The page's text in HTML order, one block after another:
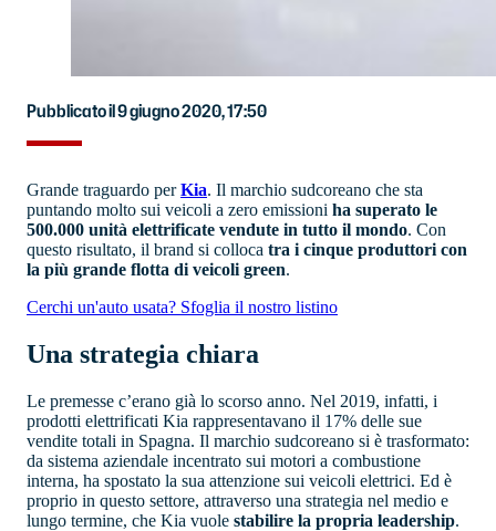
Pubblicato il 9 giugno 2020, 17:50
Grande traguardo perKia. Il marchio sudcoreano che sta
puntando molto sui veicoli a zero emissioni ha superato le
500.000 unità elettrificate vendute in tutto il mondo. Con
questo risultato, il brand si colloca tra i cinque produttori con
la più grande flotta di veicoli green.
Cerchi un'auto usata? Sfoglia il nostro listino
Una strategia chiara
Le premesse c’erano già lo scorso anno. Nel 2019, infatti, i
prodotti elettrificati Kia rappresentavano il 17% delle sue
vendite totali in Spagna. Il marchio sudcoreano si è trasformato:
da sistema aziendale incentrato sui motori a combustione
interna, ha spostato la sua attenzione sui veicoli elettrici. Ed è
proprio in questo settore, attraverso una strategia nel medio e
lungo termine, che Kia vuole stabilire la propria leadership.